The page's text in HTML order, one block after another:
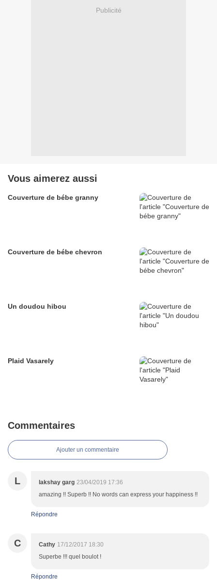
Publicité
Vous aimerez aussi
Couverture de bébe granny
Couverture de bébe chevron
Un doudou hibou
Plaid Vasarely
Commentaires
Ajouter un commentaire
L lakshay garg 23/04/2019 17:36
amazing !! Superb !! No words can express your happiness !!
Répondre
C Cathy 17/12/2017 18:30
Superbe !!! quel boulot !
Répondre